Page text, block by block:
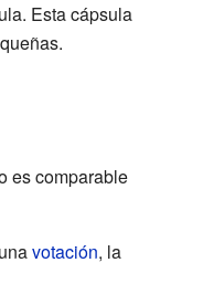
Esta cápsula
es comparable
votación, la